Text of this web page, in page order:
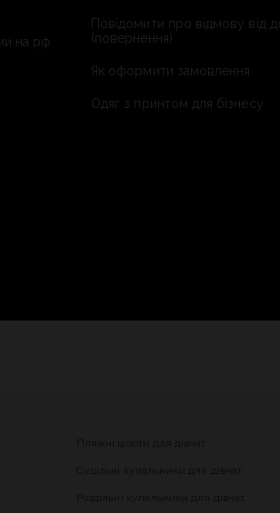
на рф
Повідомити про відмову від
(повернення)
Як оформити замовлення
Одяг з принтом для бізнесу